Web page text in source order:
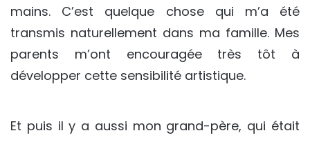
mains. C’est quelque chose qui m’a été
transmis naturellement dans ma famille. Mes
parents m’ont encouragée très tôt à
développer cette sensibilité artistique.
Et puis il y a aussi mon grand-père, qui était